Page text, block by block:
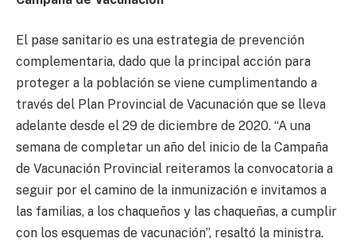
El pase sanitario es una estrategia de prevención
complementaria, dado que la principal acción para
proteger a la población se viene cumplimentando a
través del Plan Provincial de Vacunación que se lleva
adelante desde el 29 de diciembre de 2020. “A una
semana de completar un año del inicio de la Campaña
de Vacunación Provincial reiteramos la convocatoria a
seguir por el camino de la inmunización e invitamos a
las familias, a los chaqueños y las chaqueñas, a cumplir
con los esquemas de vacunación”, resaltó la ministra.